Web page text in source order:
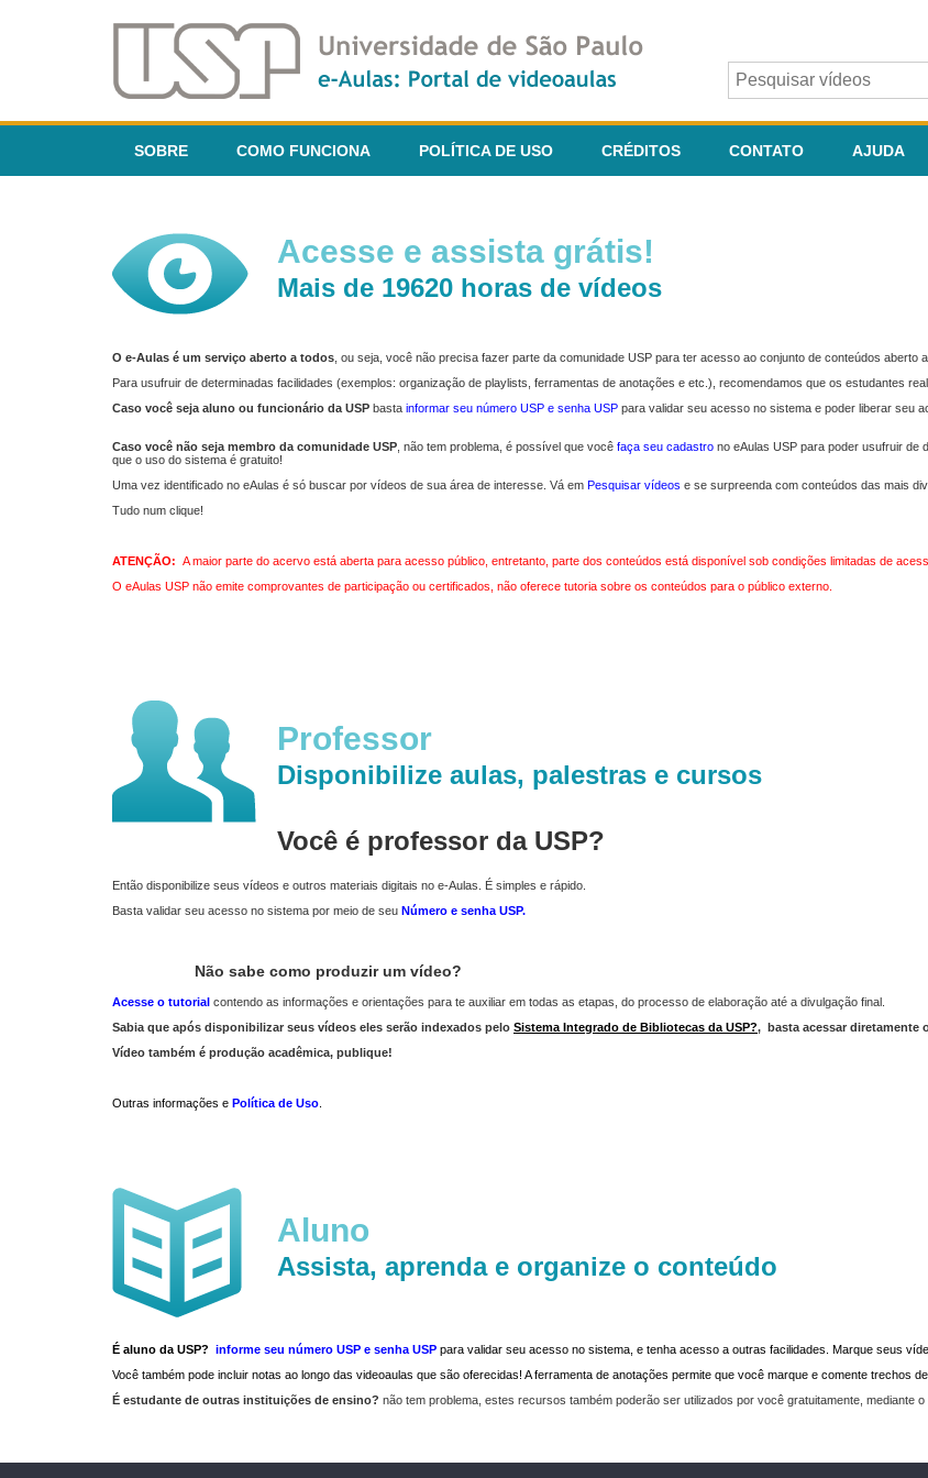
SOBRE COMO FUNCIONA POLÍTICA DE USO CRÉDITOS CONTATO AJUDA
Acesse e assista grátis!
Mais de 19620 horas de vídeos
O e-Aulas é um serviço aberto a todos , ou seja, você não precisa fazer parte da comunidade USP para ter acesso ao conjunto de conteúdos aberto
Para usufruir de determinadas facilidades (exemplos: organização de playlists, ferramentas de anotações e etc.), recomendamos que os estudantes
Caso você seja aluno ou funcionário da USP basta informar seu número USP e senha USP para validar seu acesso no sistema e poder liberar seu
Caso você não seja membro da comunidade USP , não tem problema, é possível que você faça seu cadastro no eAulas USP para poder usufruir de
que o uso do sistema é gratuito!
Uma vez identificado no eAulas é só buscar por vídeos de sua área de interesse. Vá em Pesquisar vídeos e se surpreenda com conteúdos das mais
Tudo num clique!
ATENÇÃO: A maior parte do acervo está aberta para acesso público, entretanto, parte dos conteúdos está disponível sob condições limitadas de
O eAulas USP não emite comprovantes de participação ou certificados, não oferece tutoria sobre os conteúdos para o público externo.
Professor
Disponibilize aulas, palestras e cursos
Você é professor da USP?
Então disponibilize seus vídeos e outros materiais digitais no e-Aulas. É simples e rápido.
Basta validar seu acesso no sistema por meio de seu Número e senha USP.
Não sabe como produzir um vídeo?
Acesse o tutorial contendo as informações e orientações para te auxiliar em todas as etapas, do processo de elaboração até a divulgação final.
Sabia que após disponibilizar seus vídeos eles serão indexados pelo Sistema Integrado de Bibliotecas da USP?, basta acessar diretamente
Vídeo também é produção acadêmica, publique!
Outras informações e Política de Uso
Aluno
Assista, aprenda e organize o conteúdo
É aluno da USP? informe seu número USP e senha USP para validar seu acesso no sistema, e tenha acesso a outras facilidades. Marque seus
Você também pode incluir notas ao longo das videoaulas que são oferecidas! A ferramenta de anotações permite que você marque e comente trechos
É estudante de outras instituições de ensino? não tem problema, estes recursos também poderão ser utilizados por você gratuitamente, mediante